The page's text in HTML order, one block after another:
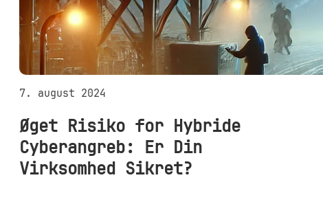
7. august 2024
Øget Risiko for Hybride
Cyberangreb: Er Din
Virksomhed Sikret?